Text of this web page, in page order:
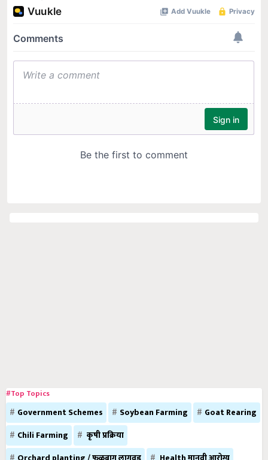
#Top Topics
Government Schemes Soybean Farming
Goat Rearing
Chili Farming
कृषी प्रक्रिया